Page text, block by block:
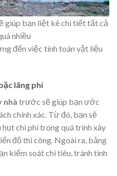
giúp bạn liệt kê chi tiết tất cả
nhiều
đến việc tính toán vật liệu
lãng phí
nhà trước sẽ giúp bạn ước
chính xác. Từ đó, bạn sẽ
chi phí trong quá trình xây
độ thi công. Ngoài ra, bảng
kiểm soát chi tiêu, tránh tình